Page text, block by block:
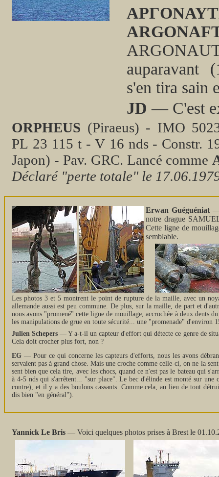
auparavant
s'en tira sain
JD — C'est
ORPHEUS (Piraeus) - IMO
PL 23 115 t - V 16 nds - Constr.
Japon) - Pav. GRC. Lancé comme
Déclaré "perte totale" le
Erwan Guéguéniat—
notre drague
Cette ligne de
semblable.
Les photos 3 et 5 montrent le point de rupture de la maille, avec un
allemande aussi est peu commune. De plus, sur la maille, de part et
nous avons "promené" cette ligne de mouillage, accrochée à deux dents
les manipulations de grue en toute sécurité... une "promenade" d'environ
Julien Schepers — Y a-t-il un capteur d'effort qui détecte ce genre de
Cela doit crocher plus fort, non ?
EG — Pour ce qui concerne les capteurs d'efforts, nous les avons
servaient pas à grand chose. Mais une croche comme celle-ci, on ne la
sent bien que cela tire, avec les chocs, quand ce n'est pas le bateau qui
à 4-5 nds qui s'arrêtent... "sur place". Le bec d'élinde est monté sur
contre), et il y a des boulons cassants. Comme cela, au lieu de tout
dis bien "en général").
Yannick Le Bris — Voici quelques photos prises à Brest le